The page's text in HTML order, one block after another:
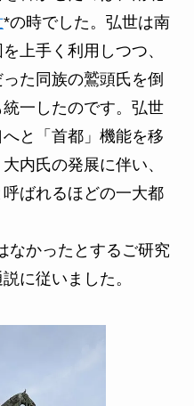
*の時でした。弘世は南
上手く利用しつつ、
た同族の鷲頭氏を倒
一したのです。弘世
と「首都」機能を移
内氏の発展に伴い、
ばれるほどの一大都
なかったとするご研究
に従いました。